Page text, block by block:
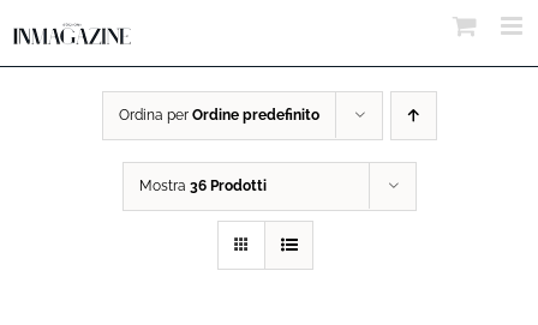
Ordina per Ordine predefinito
Mostra 36 Prodotti